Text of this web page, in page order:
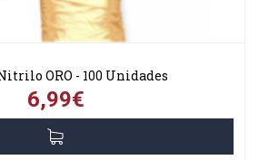
ORO - 100 Unidades
6,99€